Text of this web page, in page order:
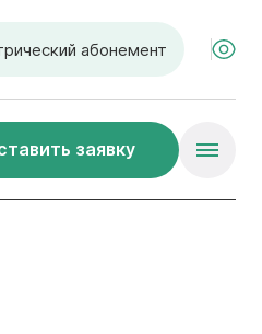
абонемент
заявку